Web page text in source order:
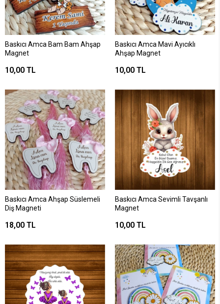
Baskıcı Amca Bam Bam Ahşap
Magnet
10,00 TL
Baskıcı Amca Mavi Ayıcıklı
Ahşap Magnet
10,00 TL
Baskıcı Amca Ahşap Süslemeli
Diş Magneti
18,00 TL
Baskıcı Amca Sevimli Tavşanlı
Magnet
10,00 TL